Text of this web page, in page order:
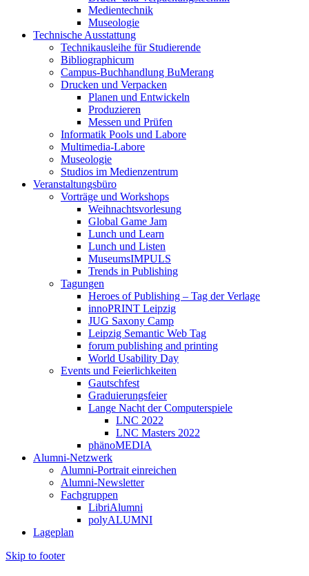
Medientechnik
Museologie
Technische Ausstattung
Technikausleihe für Studierende
Bibliographicum
Campus-Buchhandlung BuMerang
Drucken und Verpacken
Planen und Entwickeln
Produzieren
Messen und Prüfen
Informatik Pools und Labore
Multimedia-Labore
Museologie
Studios im Medienzentrum
Veranstaltungsbüro
Vorträge und Workshops
Weihnachtsvorlesung
Global Game Jam
Lunch und Learn
Lunch und Listen
MuseumsIMPULS
Trends in Publishing
Tagungen
Heroes of Publishing – Tag der Verlage
innoPRINT Leipzig
JUG Saxony Camp
Leipzig Semantic Web Tag
forum publishing and printing
World Usability Day
Events und Feierlichkeiten
Gautschfest
Graduierungsfeier
Lange Nacht der Computerspiele
LNC 2022
LNC Masters 2022
phänoMEDIA
Alumni-Netzwerk
Alumni-Portrait einreichen
Alumni-Newsletter
Fachgruppen
LibriAlumni
polyALUMNI
Lageplan
Skip to footer